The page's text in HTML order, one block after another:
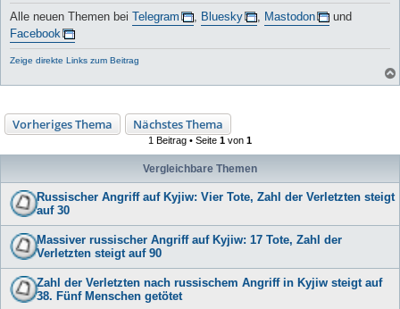
Alle neuen Themen bei Telegram Bluesky Mastodon
und
Facebook
Zeige direkte Links zum Beitrag
Vorheriges Thema Nächstes Thema
1 Beitrag • Seite 1 von 1
Vergleichbare Themen
Russischer Angriff auf Kyjiw: Vier Tote, Zahl der Verletzten steigt
auf 30
Massiver russischer Angriff auf Kyjiw: 17 Tote, Zahl der
Verletzten steigt auf 90
Zahl der Verletzten nach russischem Angriff in Kyjiw steigt auf
38. Fünf Menschen getötet